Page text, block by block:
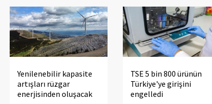
Yenilenebilir kapasite
artışları rüzgar
enerjisinden oluşacak
TSE 5 bin 800 ürünün
Türkiye'ye girişini
engelledi